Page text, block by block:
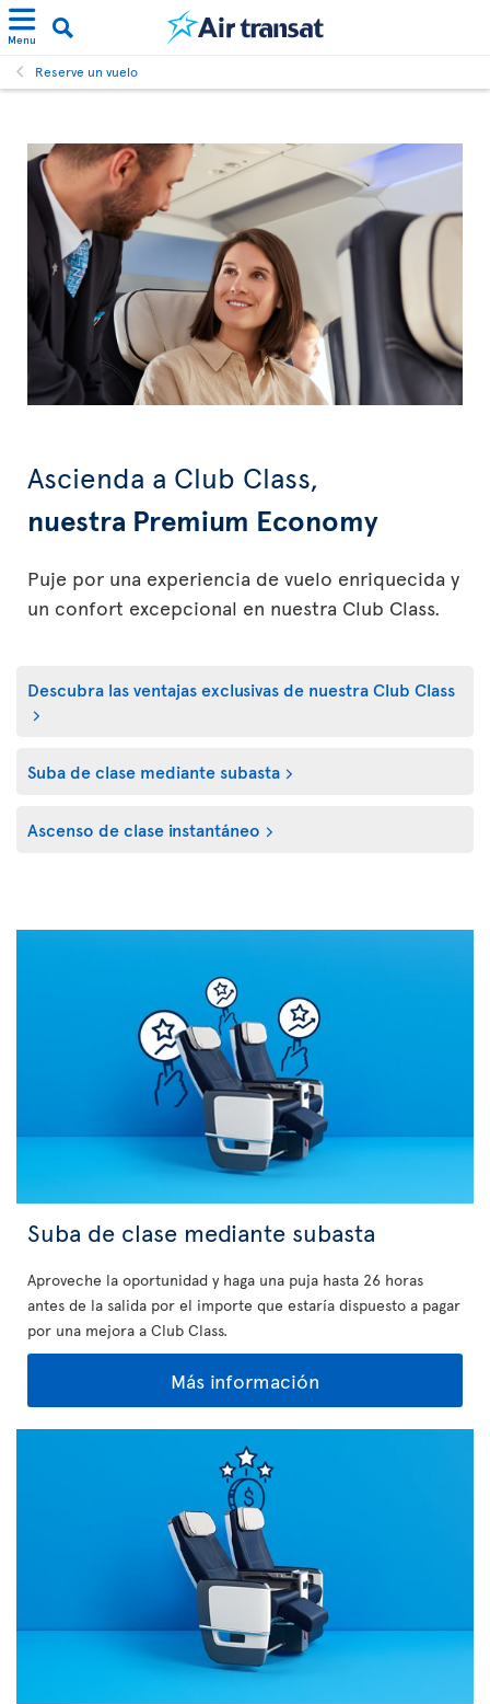
Menu
Reserve un vuelo
Ascienda a Club Class,
nuestra Premium Economy
Puje por una experiencia de vuelo enriquecida y
un confort excepcional en nuestra Club Class.
Descubra las ventajas exclusivas de nuestra Club Class
Suba de clase mediante subasta
Ascenso de clase instantáneo
Suba de clase mediante subasta
Aproveche la oportunidad y haga una puja hasta 26 horas
antes de la salida por el importe que estaría dispuesto a pagar
por una mejora a Club Class.
Más información